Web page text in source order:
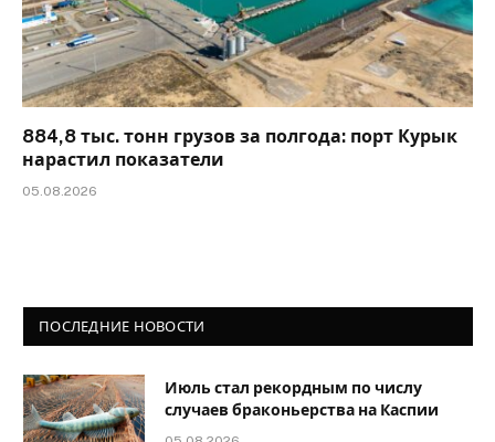
884,8 тыс. тонн грузов за полгода: порт Курык
нарастил показатели
05.08.2026
ПОСЛЕДНИЕ НОВОСТИ
Июль стал рекордным по числу
случаев браконьерства на Каспии